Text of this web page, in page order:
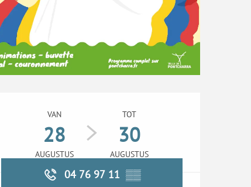
en
VAN
28
AUGUSTUS
TOT
30
AUGUSTUS
04 76 97 11 ▒▒